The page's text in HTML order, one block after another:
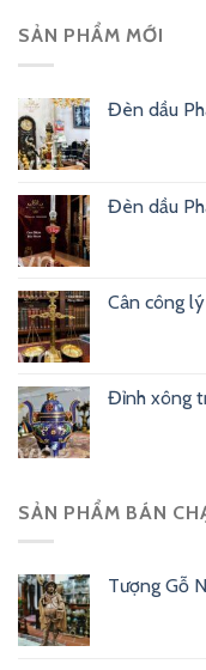
SẢN PHẨM MỚI
Đèn dầu
Đèn dầu
Cân công lý
Đỉnh xông
SẢN PHẨM BÁN
Tượng Gỗ